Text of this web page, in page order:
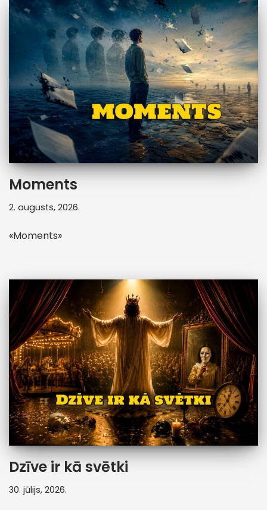
Moments
2. augusts, 2026.
«Moments»
Dzīve ir kā svētki
30. jūlijs, 2026.